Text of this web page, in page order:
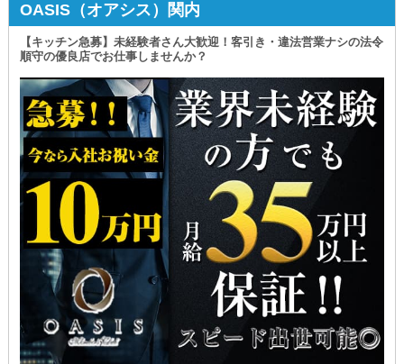
OASIS（オアシス）関内
【キッチン急募】未経験者さん大歓迎！客引き・違法営業ナシの法令
順守の優良店でお仕事しませんか？